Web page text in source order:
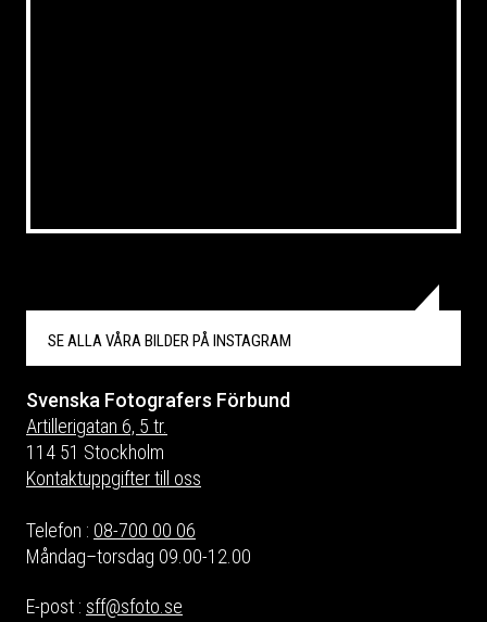
SE ALLA VÅRA BILDER PÅ INSTAGRAM
Svenska Fotografers Förbund
Artillerigatan 6, 5 tr.
114 51 Stockholm
Kontaktuppgifter till oss
Telefon : 08-700 00 06
Måndag–torsdag 09.00-12.00
E-post : sff@sfoto.se